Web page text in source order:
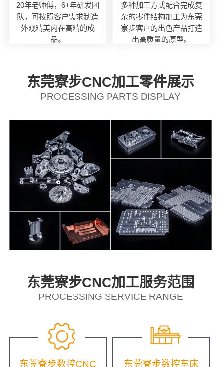
20年老师傅，6+年研发团
队，可按照客户需求制造
外观精美内在高精的成
品。
多种加工方式配合完成复
杂的零件结构加工为东莞
寮步客户的出色产品打造
出高质量的原型。
东莞寮步CNC加工零件展示
PROCESSING PARTS DISPLAY
东莞寮步CNC加工服务范围
PROCESSING SERVICE RANGE
东莞寮步数控CNC 东莞寮步数控车床